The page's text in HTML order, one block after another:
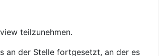
teilzunehmen.
an der Stelle fortgesetzt, an der es